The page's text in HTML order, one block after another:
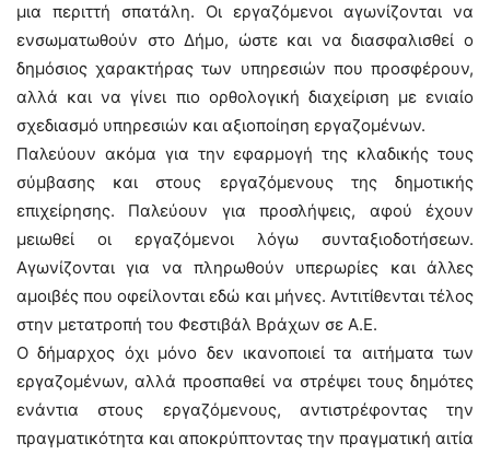
μια περιττή σπατάλη. Οι εργαζόμενοι αγωνίζονται να
ενσωματωθούν στο Δήμο, ώστε και να διασφαλισθεί ο
δημόσιος χαρακτήρας των υπηρεσιών που προσφέρουν,
αλλά και να γίνει πιο ορθολογική διαχείριση με ενιαίο
σχεδιασμό υπηρεσιών και αξιοποίηση εργαζομένων.
Παλεύουν ακόμα για την εφαρμογή της κλαδικής τους
σύμβασης και στους εργαζόμενους της δημοτικής
επιχείρησης. Παλεύουν για προσλήψεις, αφού έχουν
μειωθεί οι εργαζόμενοι λόγω συνταξιοδοτήσεων.
Αγωνίζονται για να πληρωθούν υπερωρίες και άλλες
αμοιβές που οφείλονται εδώ και μήνες. Αντιτίθενται τέλος
στην μετατροπή του Φεστιβάλ Βράχων σε Α.Ε.
Ο δήμαρχος όχι μόνο δεν ικανοποιεί τα αιτήματα των
εργαζομένων, αλλά προσπαθεί να στρέψει τους δημότες
ενάντια στους εργαζόμενους, αντιστρέφοντας την
πραγματικότητα και αποκρύπτοντας την πραγματική αιτία